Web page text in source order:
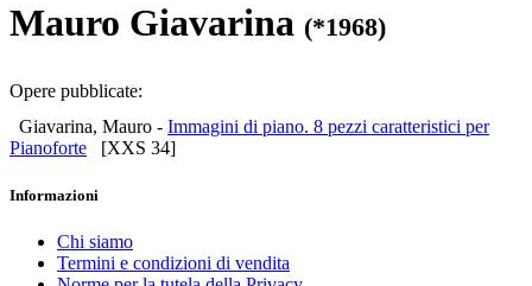
Mauro Giavarina (*1968)
Opere pubblicate:
Giavarina, Mauro - Immagini di piano. 8 pezzi caratteristici per
Pianoforte [XXS 34]
Informazioni
Chi siamo
Termini e condizioni di vendita